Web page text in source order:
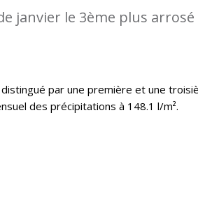
janvier le 3ème plus
par une première et une
des précipitations à 148.1 l/m².